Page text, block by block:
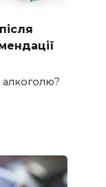
алкоголю?